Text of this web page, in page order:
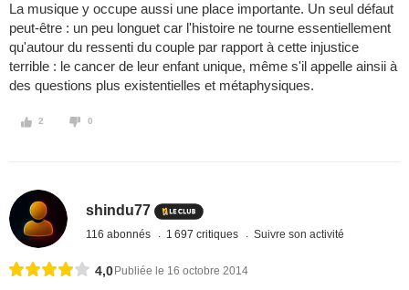
La musique y occupe aussi une place importante. Un seul défaut
peut-être : un peu longuet car l'histoire ne tourne essentiellement
qu'autour du ressenti du couple par rapport à cette injustice
terrible : le cancer de leur enfant unique, même s'il appelle ainsii à
des questions plus existentielles et métaphysiques.
2 0
shindu77
116 abonnés 1 697 critiques Suivre son activité
4,0 Publiée le 16 octobre 2014